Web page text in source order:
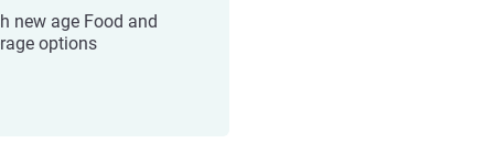
new age Food and
options